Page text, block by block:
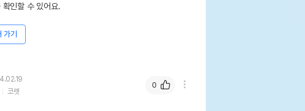
확인할 수 있어요.
가기
코랫
0